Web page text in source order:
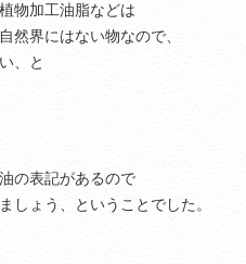
物加工油脂などは
然界にはない物なので、
、と
の表記があるので
しょう、ということでした。